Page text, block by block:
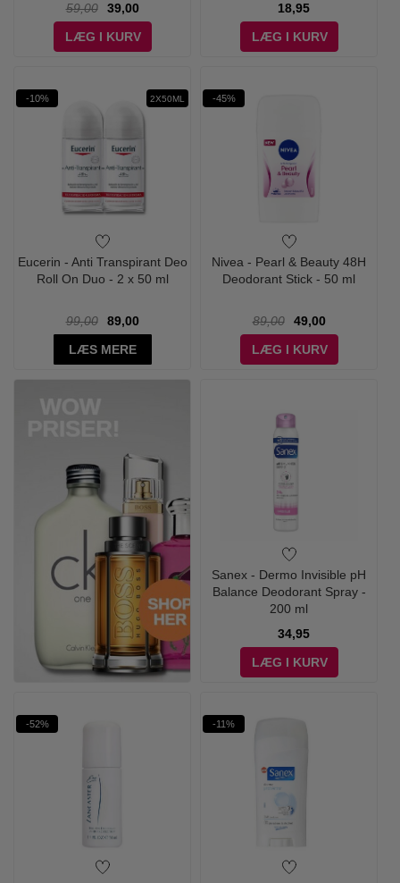
59,00
39,00
LÆG I KURV
18,95
LÆG I KURV
-10% 2X50ML
Eucerin - Anti Transpirant Deo
Roll On Duo - 2 x 50 ml
99,00
89,00
LÆS MERE
-45%
Nivea - Pearl & Beauty 48H
Deodorant Stick - 50 ml
89,00
49,00
LÆG I KURV
Sanex - Dermo Invisible pH
Balance Deodorant Spray -
200 ml
34,95
LÆG I KURV
-52% -11%